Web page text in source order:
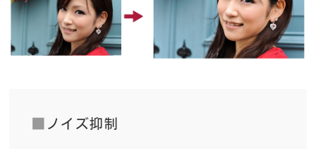
■ ノイズ抑制